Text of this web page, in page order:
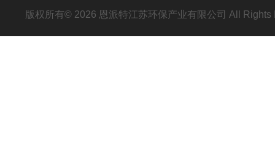
版权所有© 2026 恩派特江苏环保产业有限公司 All